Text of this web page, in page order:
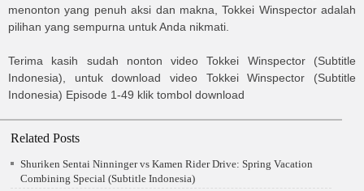
menonton yang penuh aksi dan makna, Tokkei Winspector adalah
pilihan yang sempurna untuk Anda nikmati.
Terima kasih sudah nonton videoTokkei Winspector (Subtitle
Indonesia) , untuk download video Tokkei Winspector (Subtitle
Indonesia) Episode 1-49 klik tombol download
Related Posts
Shuriken Sentai Ninninger vs Kamen Rider Drive: Spring Vacation
Combining Special (Subtitle Indonesia)